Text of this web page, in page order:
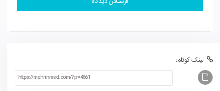
لینک کوتاه: